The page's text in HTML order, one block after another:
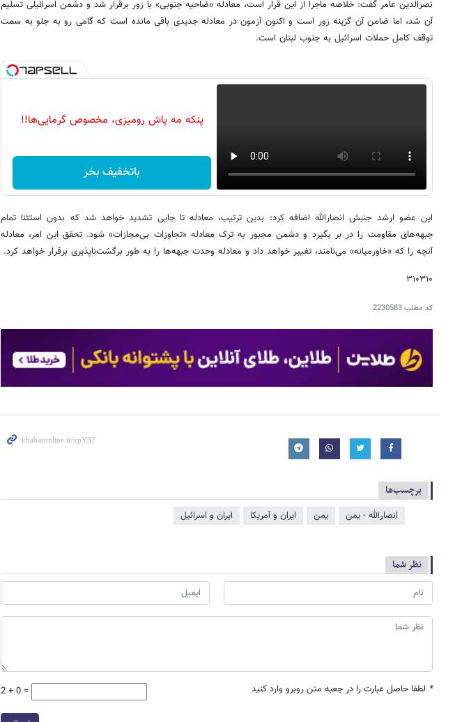
نصرالدین عامر گفت: خلاصه ماجرا از این قرار است، معادله «ضاحیه جنوبی» با زور برقرار شد و دشمن اسرائیلی تسلیم
آن شد، اما ضامن آن گزینه زور است و اکنون آزمون در معادله جدیدی باقی مانده است که گامی رو به جلو به سمت
توقف کامل حملات اسرائیل به جنوب لبنان است.
پنکه مه پاش رومیزی، مخصوص گرمایی‌ها!!
باتخفیف بخر
این عضو ارشد جنبش انصارالله اضافه کرد: بدین ترتیب، معادله تا جایی تشدید خواهد شد که بدون استثنا تمام
جبهه‌های مقاومت را در بر بگیرد و دشمن مجبور به ترک معادله «تجاوزات بی‌مجازات» شود. تحقق این امر، معادله
آنچه را که «خاورمیانه» می‌نامند، تغییر خواهد داد و معادله وحدت جبهه‌ها را به طور برگشت‌ناپذیری برقرار خواهد کرد.
۳۱۰۳۱۰
کد مطلب2230583
برچسب‌ها
انصارالله - یمن یمن ایران و آمریکا ایران و اسرائیل
نظر شما
* لطفا حاصل عبارت را در جعبه متن روبرو وارد کنید 2 + 0 =